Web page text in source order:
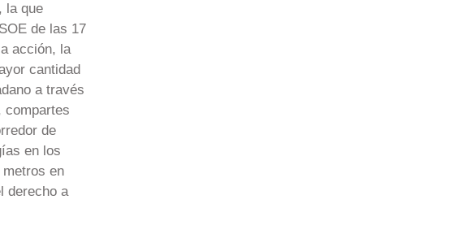
la que
de las 17
acción, la
cantidad
a través
compartes
de
en los
en
derecho a